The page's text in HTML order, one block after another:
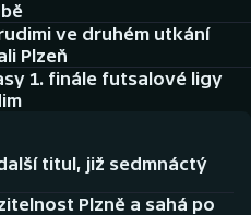
ve druhém utkání
Plzeň
1. finále futsalové ligy
titul, již sedmnáctý
Plzně a sahá po